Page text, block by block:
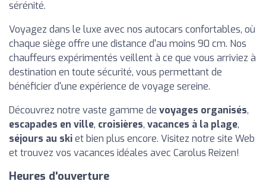
sérénité.
Voyagez dans le luxe avec nos autocars confortables, où
chaque siège offre une distance d'au moins 90 cm. Nos
chauffeurs expérimentés veillent à ce que vous arriviez à
destination en toute sécurité, vous permettant de
bénéficier d'une expérience de voyage sereine.
Découvrez notre vaste gamme de voyages organisés,
escapades en ville, croisières, vacances à la plage,
séjours au skiet bien plus encore. Visitez notre site Web
et trouvez vos vacances idéales avec Carolus Reizen!
Heures d'ouverture